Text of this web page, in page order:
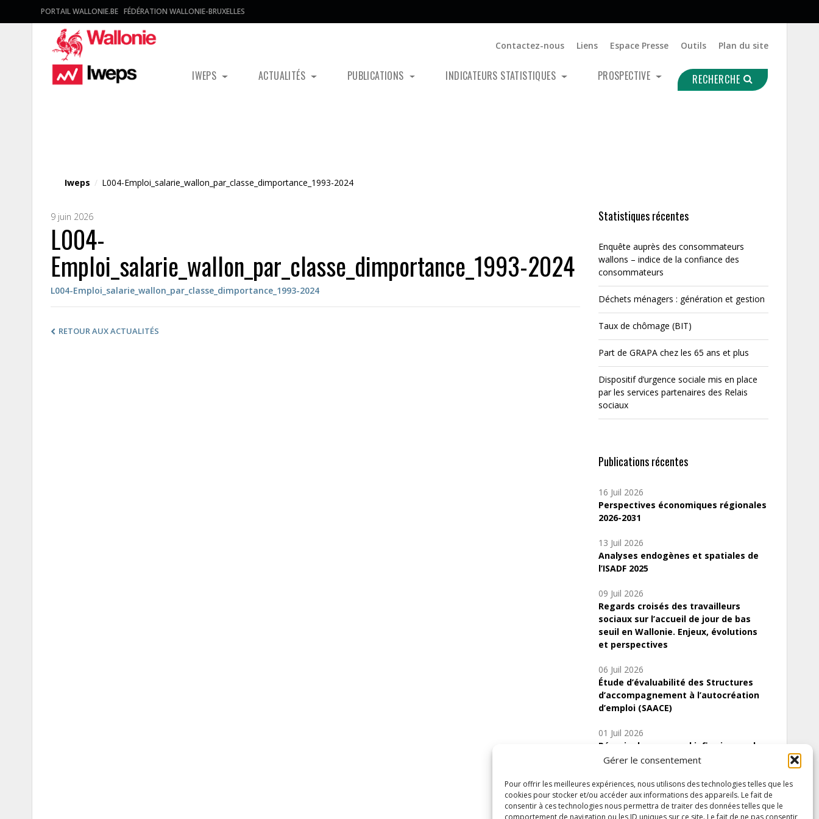
Gérer le consentement
Pour offrir les meilleures expériences, nous utilisons des technologies telles que les
cookies pour stocker et/ou accéder aux informations des appareils. Le fait de
consentir à ces technologies nous permettra de traiter des données telles que le
comportement de navigation ou les ID uniques sur ce site. Le fait de ne pas consentir
PORTAIL WALLONIE.BE FÉDÉRATION WALLONIE-BRUXELLES
Contactez-nous Liens Espace Presse Outils Plan du site
IWEPS ACTUALITÉS PUBLICATIONS INDICATEURS STATISTIQUES PROSPECTIVE RECHERCHE
Iweps / L004-Emploi_salarie_wallon_par_classe_dimportance_1993-2024
9 juin 2026
L004-
Emploi_salarie_wallon_par_classe_dimportance_1993-2024
L004-Emploi_salarie_wallon_par_classe_dimportance_1993-2024
RETOUR AUX ACTUALITÉS
Statistiques récentes
Enquête auprès des consommateurs
wallons – indice de la confiance des
consommateurs
Déchets ménagers : génération et gestion
Taux de chômage (BIT)
Part de GRAPA chez les 65 ans et plus
Dispositif d’urgence sociale mis en place
par les services partenaires des Relais
sociaux
Publications récentes
16 Juil 2026
Perspectives économiques régionales
2026-2031
13 Juil 2026
Analyses endogènes et spatiales de
l’ISADF 2025
09 Juil 2026
Regards croisés des travailleurs
sociaux sur l’accueil de jour de bas
seuil en Wallonie. Enjeux, évolutions
et perspectives
06 Juil 2026
Étude d’évaluabilité des Structures
d’accompagnement à l’autocréation
d’emploi (SAACE)
01 Juil 2026
Pénurie du personnel infirmier :quels
indicateurs d’offre de soins pour